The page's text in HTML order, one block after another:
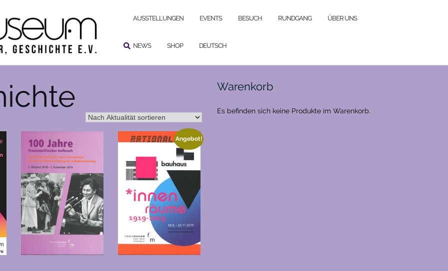
AUSSTELLUNGEN EVENTS BESUCH RUNDGANG ÜBER UNS
NEWS SHOP DEUTSCH
Angebot!
Warenkorb
Es befinden sich keine Produkte im Warenkorb.